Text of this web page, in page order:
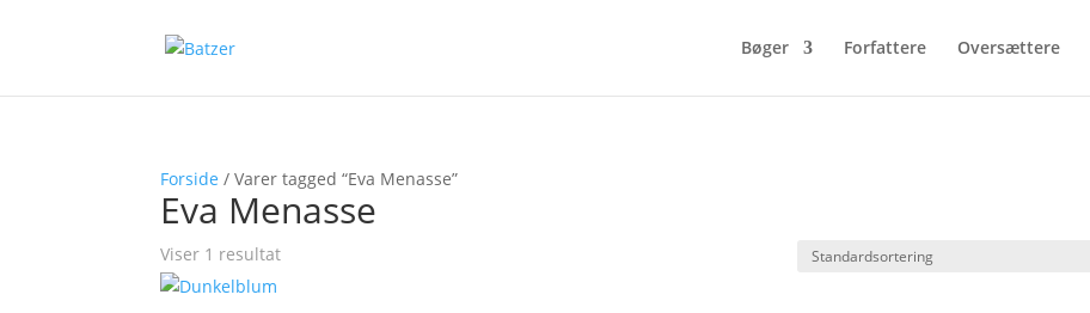
Bøger Forfattere Oversættere
Forside / Varer tagged “Eva Menasse”
Eva Menasse
Viser 1 resultat